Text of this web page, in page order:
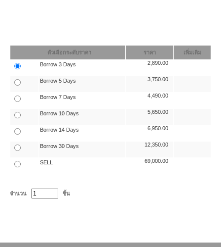
ตัวเลือกระดับราคา ราคา
เพิ่มเติม
Borrow 3 Days
2,890.00
Borrow 5 Days 3,750.00
Borrow 7 Days 4,490.00
Borrow 10 Days 5,650.00
Borrow 14 Days 6,950.00
Borrow 30 Days 12,350.00
SELL 69,000.00
จำนวน ชิ้น